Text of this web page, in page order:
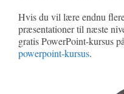
Hvis du vil lære endnu
præsentationer til næste
gratis PowerPoint-kursus
powerpoint-kursus.